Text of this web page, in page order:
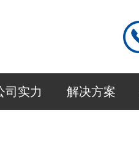
司实力 解决方案